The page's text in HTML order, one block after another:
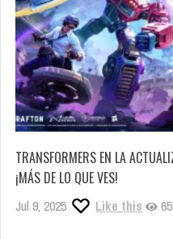
TRANSFORMERS EN LA
¡MÁS DE LO QUE VES!
Jul 9, 2025 Like this